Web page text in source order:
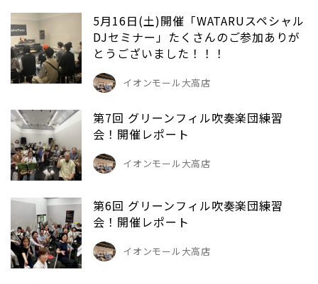
5月16日(土)開催「WATARUスペシャル
DJセミナー」たくさんのご参加ありが
とうございました！！！
イオンモール大高店
第7回 グリーンフィル吹奏楽団練習
会！開催レポート
イオンモール大高店
第6回 グリーンフィル吹奏楽団練習
会！開催レポート
イオンモール大高店